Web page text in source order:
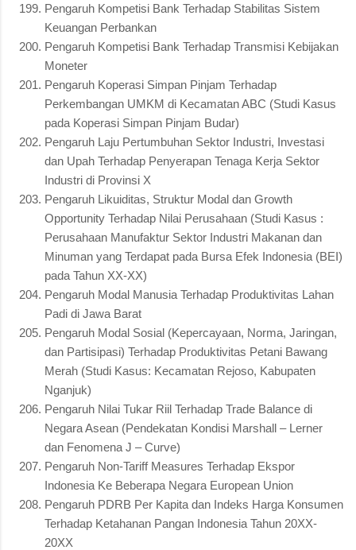
Pengaruh Kompetisi Bank Terhadap Stabilitas Sistem
Keuangan Perbankan
Pengaruh Kompetisi Bank Terhadap Transmisi Kebijakan
Moneter
Pengaruh Koperasi Simpan Pinjam Terhadap
Perkembangan UMKM di Kecamatan ABC (Studi Kasus
pada Koperasi Simpan Pinjam Budar)
Pengaruh Laju Pertumbuhan Sektor Industri, Investasi
dan Upah Terhadap Penyerapan Tenaga Kerja Sektor
Industri di Provinsi X
Pengaruh Likuiditas, Struktur Modal dan Growth
Opportunity Terhadap Nilai Perusahaan (Studi Kasus :
Perusahaan Manufaktur Sektor Industri Makanan dan
Minuman yang Terdapat pada Bursa Efek Indonesia (BEI)
pada Tahun XX-XX)
Pengaruh Modal Manusia Terhadap Produktivitas Lahan
Padi di Jawa Barat
Pengaruh Modal Sosial (Kepercayaan, Norma, Jaringan,
dan Partisipasi) Terhadap Produktivitas Petani Bawang
Merah (Studi Kasus: Kecamatan Rejoso, Kabupaten
Nganjuk)
Pengaruh Nilai Tukar Riil Terhadap Trade Balance di
Negara Asean (Pendekatan Kondisi Marshall – Lerner
dan Fenomena J – Curve)
Pengaruh Non-Tariff Measures Terhadap Ekspor
Indonesia Ke Beberapa Negara European Union
Pengaruh PDRB Per Kapita dan Indeks Harga Konsumen
Terhadap Ketahanan Pangan Indonesia Tahun 20XX-
20XX